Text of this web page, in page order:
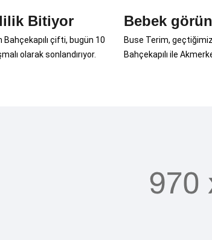
Bitiyor
Bahçekapılı çifti, bugün 10
olarak sonlandırıyor.
Bebek
Buse Terim,
Bahçekapılı ile